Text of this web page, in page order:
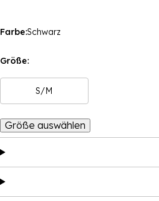
Farbe:Schwarz
Größe:
S/M
Größe auswählen